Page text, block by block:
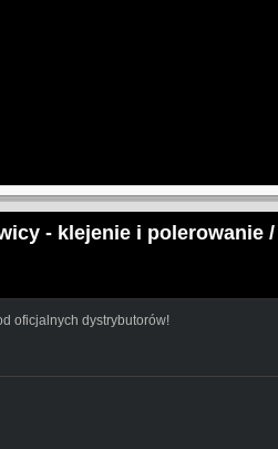
- klejenie i polerowanie
oficjalnych dystrybutorów!